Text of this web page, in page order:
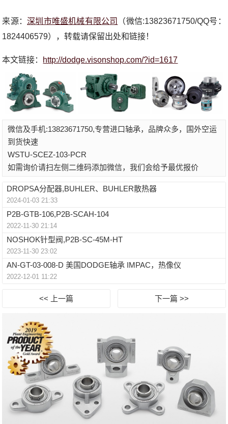
来源：深圳市唯盛机械有限公司
（微信:13823671750/QQ号：
1824406579），转载请保留出处和链接！
本文链接： http://dodge.visonshop.com/?id=1617
微信及手机:13823671750,专营进口轴承，品牌众多，国外空运
到货快速
WSTU-SCEZ-103-PCR
如需询价请扫左侧二维码添加微信，我们会给予最优报价
DROPSA分配器,BUHLER、BUHLER散热器
2024-01-03 21:33
P2B-GTB-106,P2B-SCAH-104
2022-11-30 21:14
NOSHOK针型阀,P2B-SC-45M-HT
2023-11-30 23:02
AN-GT-03-008-D 美国DODGE轴承 IMPAC，热像仪
2022-12-01 11:22
<< 上一篇 下一篇 >>